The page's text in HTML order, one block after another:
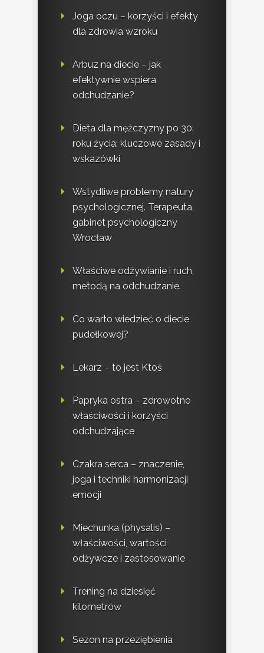
Joga oczu – korzyści i efekty
dla zdrowia wzroku
Arbuz na diecie – jak
efektywnie wspiera
odchudzanie?
Dieta dla mężczyzny po 30.
roku życia: kluczowe zasady i
wskazówki
Wstydliwe problemy natury
psychologicznej. Terapeuta,
gabinet psychologiczny
Wrocław
Właściwe odżywianie i ruch,
metodą na odchudzanie.
Co warto wiedzieć o diecie
pudełkowej?
Lekarz – to jest Ktoś
Papryka ostra – zdrowotne
właściwości i korzyści
odchudzające
Czakra serca – znaczenie,
joga i techniki harmonizacji
emocji
Miechunka (physalis) –
właściwości, wartości
odżywcze i zastosowanie
Trening na dziesięć
kilometrów
Sezon na przeziębienia